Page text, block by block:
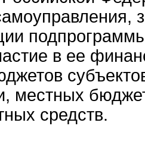
в ее
местных
средств.